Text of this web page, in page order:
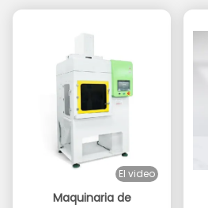
El video
Maquinaria de